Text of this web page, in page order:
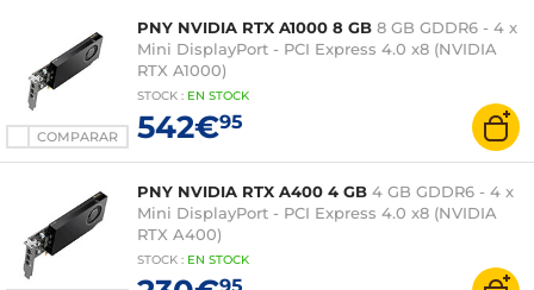
COMPARAR
PNY NVIDIA RTX A1000 8 GB 8 GB GDDR6 - 4 x
Mini DisplayPort - PCI Express 4.0 x8 (NVIDIA
RTX A1000)
STOCK : EN STOCK
542€95
PNY NVIDIA RTX A400 4 GB 4 GB GDDR6 - 4 x
Mini DisplayPort - PCI Express 4.0 x8 (NVIDIA
RTX A400)
STOCK : EN STOCK